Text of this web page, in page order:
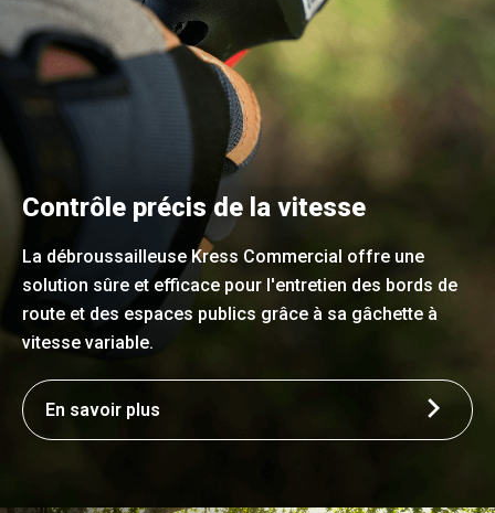
Contrôle précis de la vitesse
La débroussailleuse Kress Commercial offre une
solution sûre et efficace pour l'entretien des bords de
route et des espaces publics grâce à sa gâchette à
vitesse variable.
En savoir plus